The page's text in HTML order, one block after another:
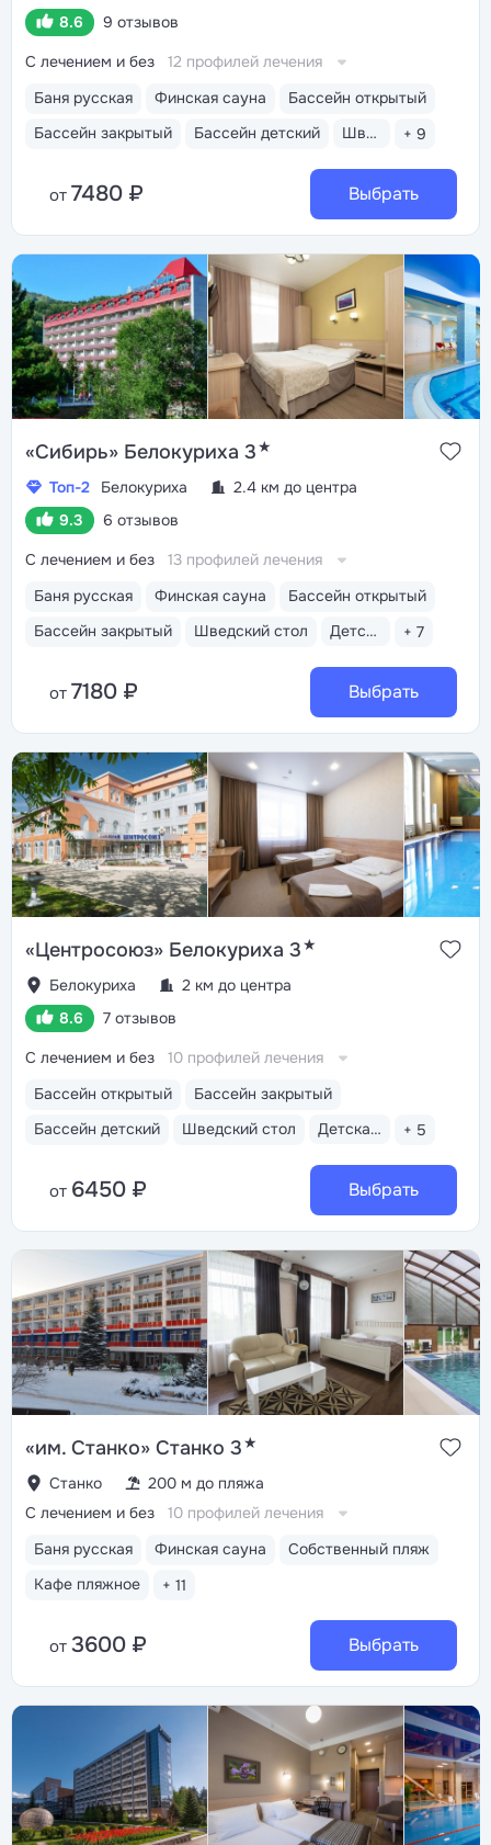
8.6
9 отзывов
Баня русская Финская сауна
Бассейн открытый
Бассейн закрытый
Бассейн детский Шведский стол + 9
С лечением и без 12 профилей лечения
от 7480 ₽ Выбрать
«Сибирь» Белокуриха 3★
Топ-2 Белокуриха
2.4 км до центра
9.3
6 отзывов
Баня русская Финская сауна
Бассейн открытый
Бассейн закрытый
Шведский стол Детская комната + 7
С лечением и без 13 профилей лечения
от 7180 ₽ Выбрать
«Центросоюз» Белокуриха 3★
Белокуриха
2 км до центра
8.6
7 отзывов
Бассейн открытый
Бассейн закрытый
Бассейн детский
Шведский стол Детская анимация + 5
С лечением и без 10 профилей лечения
от 6450 ₽ Выбрать
«им. Станко» Станко 3★
Станко 200 м до пляжа
Баня русская Финская сауна
Собственный пляж
Кафе пляжное
+ 11
С лечением и без 10 профилей лечения
от 3600 ₽ Выбрать